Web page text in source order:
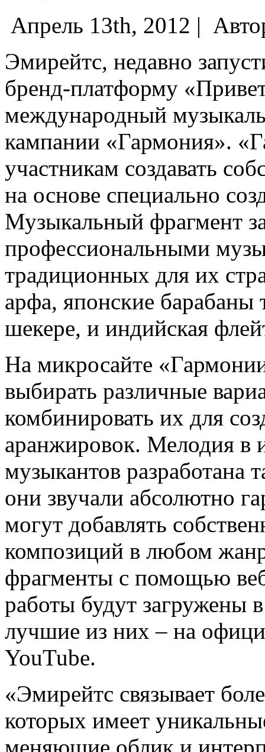
Апрель 13th, 2012 |
Эмирейтс, недавно
бренд-платформу
международный
кампании «Гармония».
участникам создавать
на основе специально
Музыкальный фрагмент
профессиональными
традиционных для их
арфа, японские барабаны
шекере, и индийская
На микросайте
выбирать различные
комбинировать их для
аранжировок. Мелодия в
музыкантов разработана
они звучали абсолютно
могут добавлять
композиций в любом
фрагменты с помощью
работы будут загружены
лучшие из них – на
YouTube.
«Эмирейтс связывает
которых имеет
меняющие облик и